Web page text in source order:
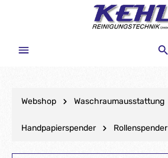
Webshop Waschraumausstattung
Handpapierspender Rollenspender